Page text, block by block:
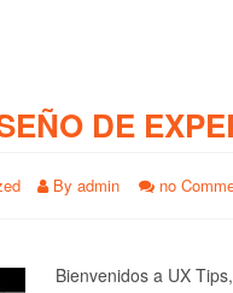
DE
By admin no
Bienvenidos a UX